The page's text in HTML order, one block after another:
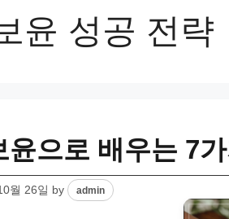
윤 성공 전략
윤으로 배우는 7
월 26일 by admin